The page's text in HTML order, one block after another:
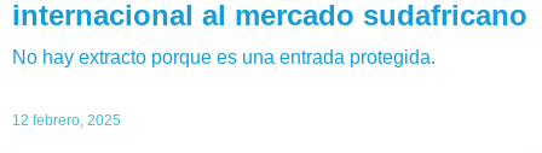
internacional al mercado sudafricano
No hay extracto porque es una entrada protegida.
12 febrero, 2025